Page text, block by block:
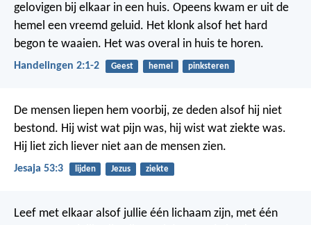
gelovigen bij elkaar in een huis. Opeens kwam er uit de
hemel een vreemd geluid. Het klonk alsof het hard
begon te waaien. Het was overal in huis te horen.
Handelingen 2:1-2 Geest hemel pinksteren
De mensen liepen hem voorbij, ze deden alsof hij niet
bestond. Hij wist wat pijn was, hij wist wat ziekte was.
Hij liet zich liever niet aan de mensen zien.
Jesaja 53:3 lijden Jezus ziekte
Leef met elkaar alsof jullie één lichaam zijn, met één